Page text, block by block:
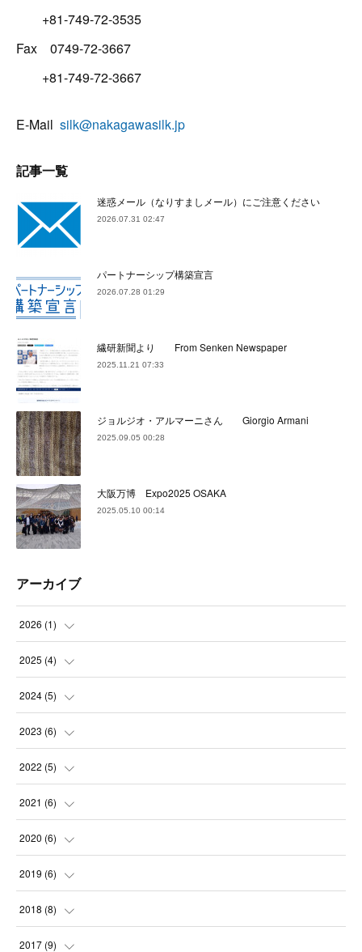
+81-749-72-3535
Fax 0749-72-3667
+81-749-72-3667
E-Mail silk@nakagawasilk.jp
記事一覧
迷惑メール（なりすましメール）にご注意ください
2026.07.31 02:47
パートナーシップ構築宣言
2026.07.28 01:29
繊研新聞より From Senken Newspaper
2025.11.21 07:33
ジョルジオ・アルマーニさん Giorgio Armani
2025.09.05 00:28
大阪万博 Expo2025 OSAKA
2025.05.10 00:14
アーカイブ
2026 (1)
( )
2025 (4)
( )
( )
(
(
2024 (5)
( )
( )
(
(
2023 (6)
( )
( )
(
(
2022 (5)
( )
( )
(
(
2021 (6)
( )
( )
(
2020 (6)
( )
( )
(
2019 (6)
( )
( )
2018 (8)
( )
2017 (9)